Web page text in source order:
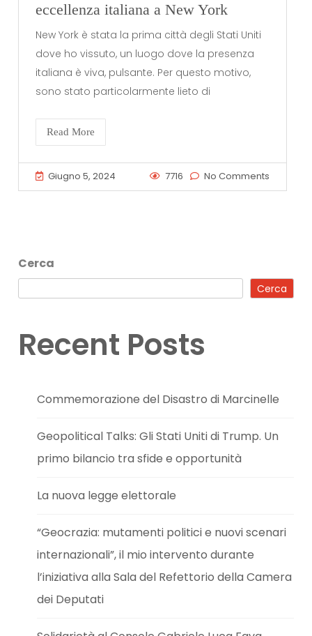
eccellenza italiana a New York
New York è stata la prima città degli Stati Uniti
dove ho vissuto, un luogo dove la presenza
italiana è viva, pulsante. Per questo motivo,
sono stato particolarmente lieto di
Read More
Giugno 5, 2024 7716 No Comments
Cerca
Cerca
Recent Posts
Commemorazione del Disastro di Marcinelle
Geopolitical Talks: Gli Stati Uniti di Trump. Un
primo bilancio tra sfide e opportunità
La nuova legge elettorale
“Geocrazia: mutamenti politici e nuovi scenari
internazionali”, il mio intervento durante
l’iniziativa alla Sala del Refettorio della Camera
dei Deputati